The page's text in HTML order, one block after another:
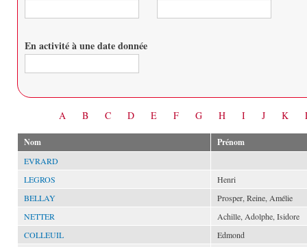
En activité à une date donnée
A B C D E F G H I J K
Nom Prénom
EVRARD
LEGROS
Henri
BELLAY
Prosper, Reine, Amélie
NETTER
Achille, Adolphe, Isidore
COLLEUIL
Edmond